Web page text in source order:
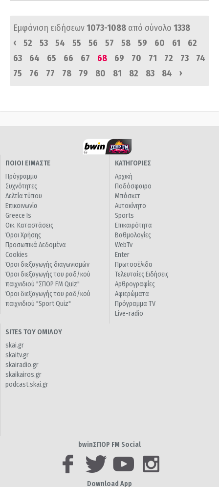
Εμφάνιση ειδήσεων1073-1088 από σύνολο 1338
‹
52 53 54 55 56 57 58 59 60 61
62
63
64 65 66 67 68 69 70 71 72 73
74
75
76 77 78 79 80 81 82 83 84 ›
ΠΟΙΟΙ ΕΙΜΑΣΤΕ
Πρόγραμμα
Συχνότητες
Δελτία τύπου
Επικοινωνία
Greece Is
Οικ. Καταστάσεις
Όροι Χρήσης
Προσωπικά Δεδομένα
Cookies
Όροι διεξαγωγής διαγωνισμών
Όροι διεξαγωγής του ραδ/κού
παιχνιδιού "ΣΠΟΡ FM Quiz"
Όροι διεξαγωγής του ραδ/κού
παιχνιδιού "Sport Quiz"
ΚΑΤΗΓΟΡΙΕΣ
Αρχική
Ποδόσφαιρο
Μπάσκετ
Αυτοκίνητο
Sports
Επικαιρότητα
Βαθμολογίες
WebTv
Enter
Πρωτοσέλιδα
Τελευταίες Ειδήσεις
Αρθρογραφίες
Αφιερώματα
Πρόγραμμα TV
Live-radio
SITES ΤΟΥ ΟΜΙΛΟΥ
skai.gr
skaitv.gr
skairadio.gr
skaikairos.gr
podcast.skai.gr
bwinΣΠΟΡ FM Social
Download App